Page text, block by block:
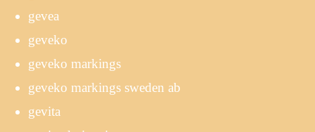
gevea
geveko
geveko markings
geveko markings sweden ab
gevita